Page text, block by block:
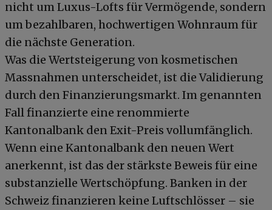
nicht um Luxus-Lofts für Vermögende, sondern
um bezahlbaren, hochwertigen Wohnraum für
die nächste Generation.
Was die Wertsteigerung von kosmetischen
Massnahmen unterscheidet, ist die Validierung
durch den Finanzierungsmarkt. Im genannten
Fall finanzierte eine renommierte
Kantonalbank den Exit-Preis vollumfänglich.
Wenn eine Kantonalbank den neuen Wert
anerkennt, ist das der stärkste Beweis für eine
substanzielle Wertschöpfung. Banken in der
Schweiz finanzieren keine Luftschlösser – sie